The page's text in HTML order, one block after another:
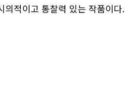
의적이고 통찰력 있는 작품이다.